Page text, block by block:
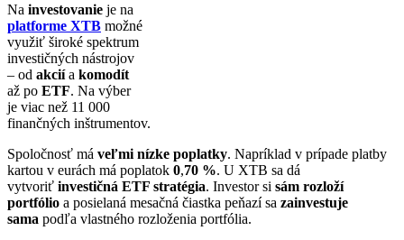
Na investovanie je na
platforme XTB možné
využiť široké spektrum
investičných nástrojov
– od akciía komodít
až po ETF. Na výber
je viac než 11 000
finančných inštrumentov.
Spoločnosť má veľmi nízke poplatky. Napríklad v prípade platby
kartou v eurách má poplatok 0,70 %. U XTB sa dá
vytvoriť investičná ETF stratégia. Investor si sám rozloží
portfólio a posielaná mesačná čiastka peňazí sa zainvestuje
sama podľa vlastného rozloženia portfólia.